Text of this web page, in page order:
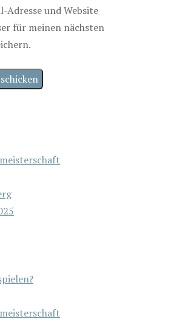
Adresse und Website
für meinen nächsten